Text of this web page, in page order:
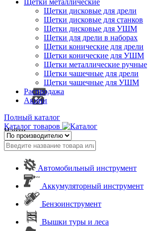
Щетки металлические
Щетки дисковые для дрели
Щетки дисковые для станков
Щетки дисковые для УШМ
Щетки для дрели в наборах
Щетки конические для дрели
Щетки конические для УШМ
Щетки металлические ручные
Щетки чашечные для дрели
Щетки чашечные для УШМ
Распродажа
Акции
Полный каталог
Каталог товаров
Найти
Автомобильный инструмент
Аккумуляторный инструмент
Бензоинструмент
Вышки туры и леса